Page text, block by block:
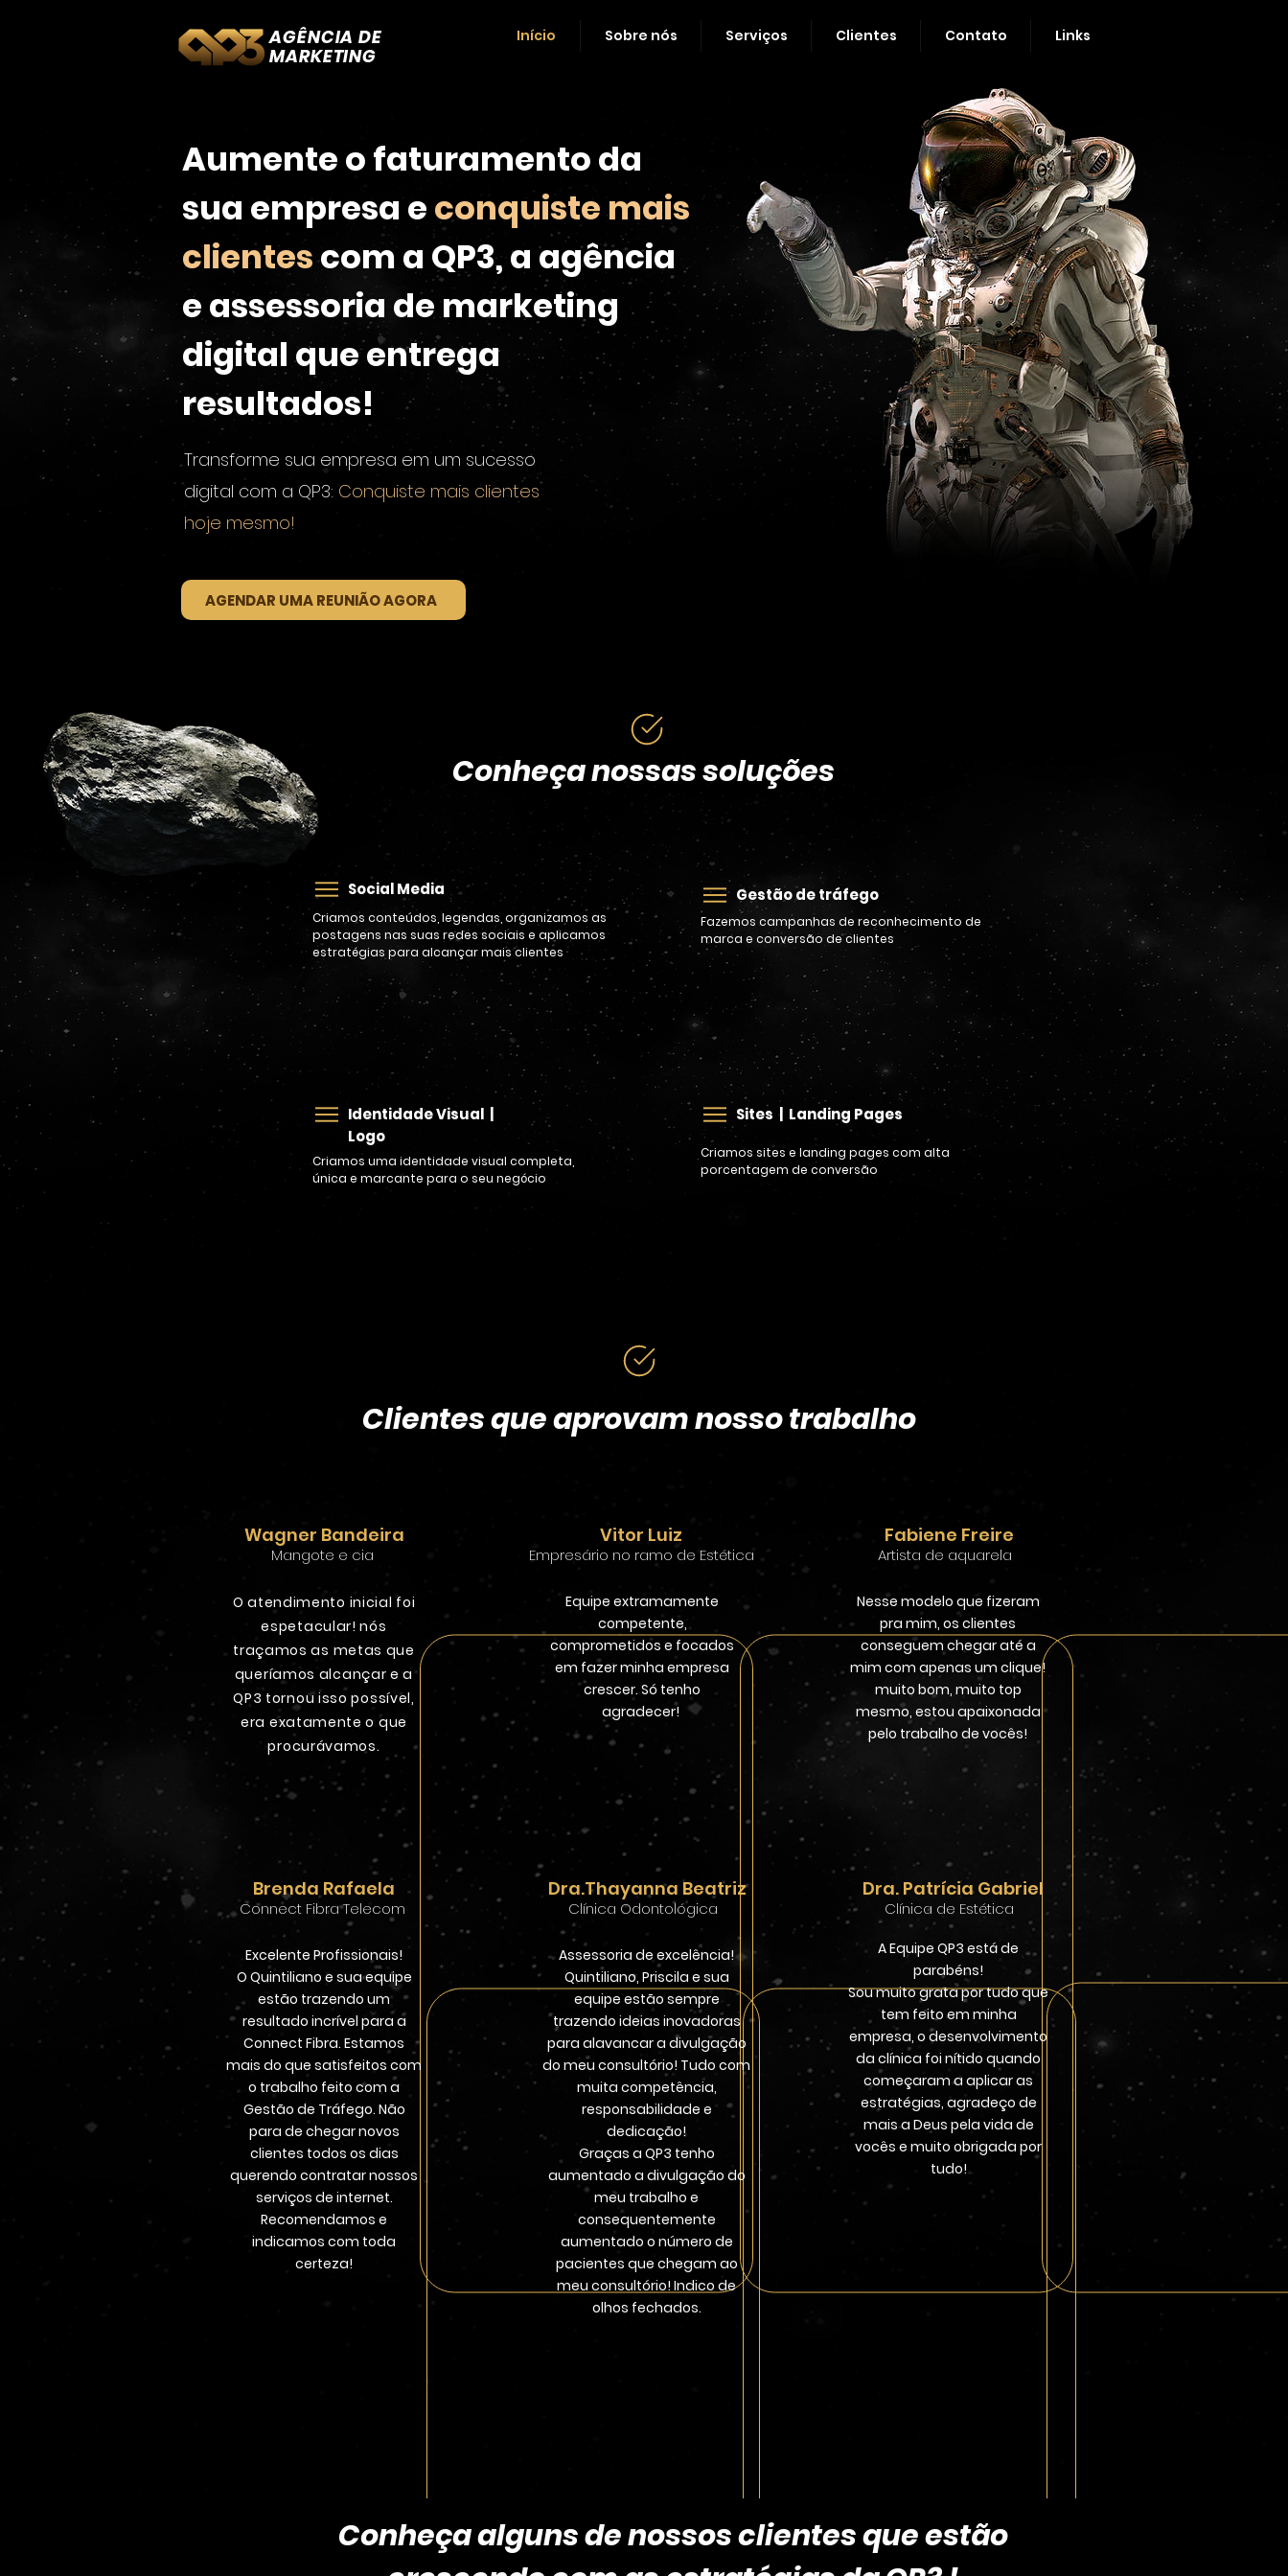
AGÊNCIA DE
MARKETING
Início Sobre nós Serviços Clientes Contato Links
Aumente o faturamento da
sua empresa econquiste mais
clientescom a QP3, a agência
e assessoria de marketing
digital que entrega
resultados!
Transforme sua empresa em um sucesso
digital com a QP3: Conquiste mais clientes
hoje mesmo!
AGENDAR UMA REUNIÃO AGORA
Conheça nossas soluções
Social Media
Criamos conteúdos, legendas, organizamos as
postagens nas suas redes sociais e aplicamos
estratégias para alcançar mais clientes
SAIBA MAIS
Gestão de tráfego
Fazemos campanhas de reconhecimento de
marca e conversão de clientes
SAIBA MAIS
Identidade Visual |
Logo
Criamos uma identidade visual completa,
única e marcante para o seu negócio
Sites | Landing Pages
Criamos sites e landing pages com alta
porcentagem de conversão
Clientes que aprovam nosso trabalho
Wagner Bandeira
Mangote e cia
O atendimento inicial foi
espetacular! nós
traçamos as metas que
queríamos alcançar e a
QP3 tornou isso possível,
era exatamente o que
procurávamos.
Vitor Luiz
Empresário no ramo de Estética
Equipe extramamente
competente,
comprometidos e focados
em fazer minha empresa
crescer. Só tenho
agradecer!
Fabiene Freire
Artista de aquarela
Nesse modelo que fizeram
pra mim, os clientes
conseguem chegar até a
mim com apenas um clique!
muito bom, muito top
mesmo, estou apaixonada
pelo trabalho de vocês!
Brenda Rafaela
Connect Fibra Telecom
Excelente Profissionais!
O Quintiliano e sua equipe
estão trazendo um
resultado incrível para a
Connect Fibra. Estamos
mais do que satisfeitos com
o trabalho feito com a
Gestão de Tráfego. Não
para de chegar novos
clientes todos os dias
querendo contratar nossos
serviços de internet.
Recomendamos e
indicamos com toda
certeza!
Dra.Thayanna Beatriz
Clínica Odontológica
Assessoria de excelência!
Quintiliano, Priscila e sua
equipe estão sempre
trazendo ideias inovadoras
para alavancar a divulgação
do meu consultório! Tudo com
muita competência,
responsabilidade e
dedicação!
Graças a QP3 tenho
aumentado a divulgação do
meu trabalho e
consequentemente
aumentado o número de
pacientes que chegam ao
meu consultório! Indico de
olhos fechados.
Dra. Patrícia Gabriel
Clínica de Estética
A Equipe QP3 está de
parabéns!
Sou muito grata por tudo que
tem feito em minha
empresa, o desenvolvimento
da clínica foi nítido quando
começaram a aplicar as
estratégias, agradeço de
mais a Deus pela vida de
vocês e muito obrigada por
tudo!
Conheça alguns de nossos clientes que estão